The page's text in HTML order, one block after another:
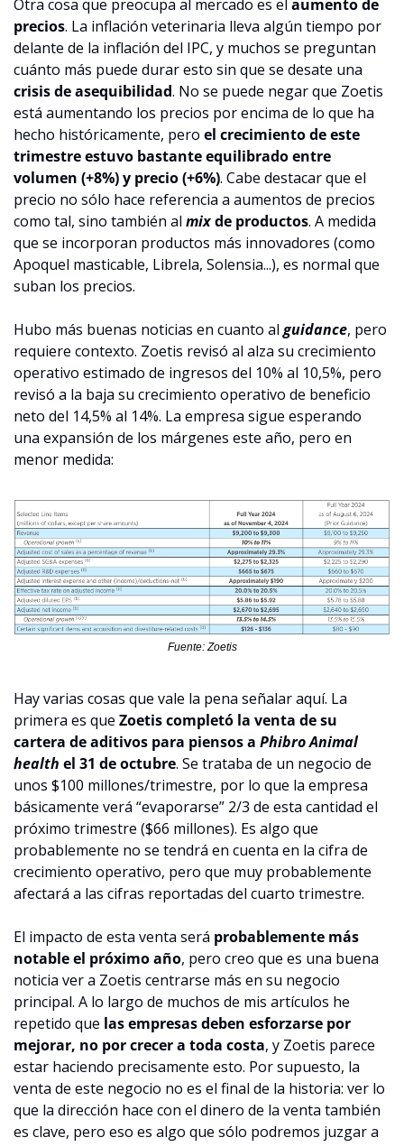
Otra cosa que preocupa al mercado es el aumento de
precios. La inflación veterinaria lleva algún tiempo por
delante de la inflación del IPC, y muchos se preguntan
crisis de asequibilidad. No se puede negar que Zoetis
está aumentando los precios por encima de lo que ha
hecho históricamente, pero el crecimiento de este
trimestre estuvo bastante equilibrado entre
volumen (+8%) y precio (+6%). Cabe destacar que el
precio no sólo hace referencia a aumentos de precios
como tal, sino también al mix de productos. A medida
que se incorporan productos más innovadores (como
Apoquel masticable, Librela, Solensia...), es normal que
suban los precios.
Hubo más buenas noticias en cuanto al guidance, pero
requiere contexto. Zoetis revisó al alza su crecimiento
operativo estimado de ingresos del 10% al 10,5%, pero
revisó a la baja su crecimiento operativo de beneficio
neto del 14,5% al 14%. La empresa sigue esperando
una expansión de los márgenes este año, pero en
menor medida:
Fuente: Zoetis
Hay varias cosas que vale la pena señalar aquí. La
primera es que Zoetis completó la venta de su
cartera de aditivos para piensos a Phibro Animal
health el 31 de octubre. Se trataba de un negocio de
unos $100 millones/trimestre, por lo que la empresa
básicamente verá “evaporarse” 2/3 de esta cantidad el
próximo trimestre ($66 millones). Es algo que
probablemente no se tendrá en cuenta en la cifra de
crecimiento operativo, pero que muy probablemente
afectará a las cifras reportadas del cuarto trimestre.
El impacto de esta venta será probablemente más
notable el próximo año, pero creo que es una buena
noticia ver a Zoetis centrarse más en su negocio
principal. A lo largo de muchos de mis artículos he
repetido que las empresas deben esforzarse por
mejorar, no por crecer a toda costa, y Zoetis parece
estar haciendo precisamente esto. Por supuesto, la
venta de este negocio no es el final de la historia: ver lo
que la dirección hace con el dinero de la venta también
es clave, pero eso es algo que sólo podremos juzgar a